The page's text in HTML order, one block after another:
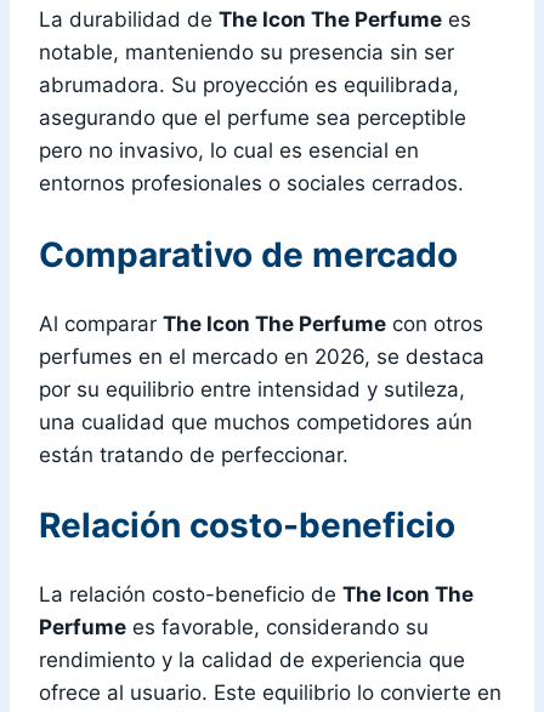
La durabilidad de The Icon The Perfume es
notable, manteniendo su presencia sin ser
abrumadora. Su proyección es equilibrada,
asegurando que el perfume sea perceptible
pero no invasivo, lo cual es esencial en
entornos profesionales o sociales cerrados.
Comparativo de mercado
Al comparar The Icon The Perfume con otros
perfumes en el mercado en 2026, se destaca
por su equilibrio entre intensidad y sutileza,
una cualidad que muchos competidores aún
están tratando de perfeccionar.
Relación costo-beneficio
La relación costo-beneficio de The Icon The
Perfume es favorable, considerando su
rendimiento y la calidad de experiencia que
ofrece al usuario. Este equilibrio lo convierte en